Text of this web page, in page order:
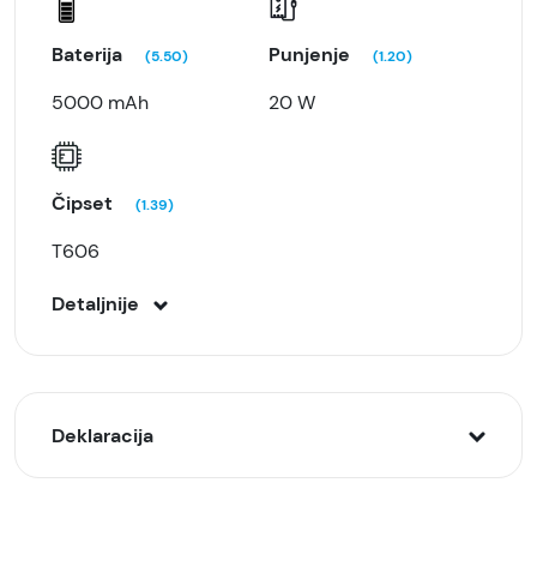
Baterija (5.50)
5000 mAh
Punjenje (1.20)
20 W
Čipset (1.39)
T606
Detaljnije
Deklaracija